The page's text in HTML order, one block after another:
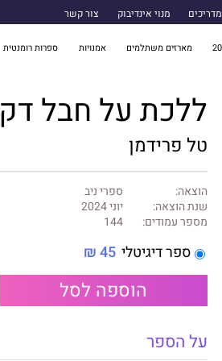
מדריכים מנוי אינדיבוק צור קשר
מארזים משתלמים אמנויות ספרות רומנטית
ללכת על חבל דק
טל פרידמן
הוצאה:
ספרי ניב
שנת הוצאה:
יוני 2024
מספר עמודים:
144
ספר דיגיטלי 45 ₪
הוספה לסל
על הספר